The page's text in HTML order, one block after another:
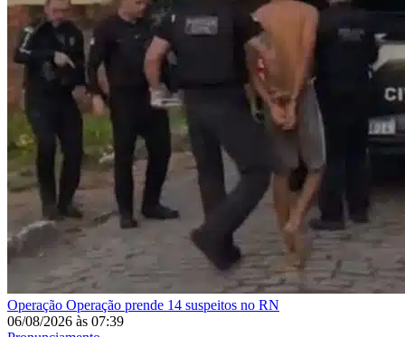
Operação Operação prende 14 suspeitos no RN
06/08/2026 às 07:39